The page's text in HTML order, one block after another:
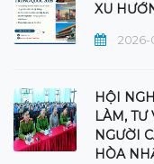
XU
HỘI
LÀM, TƯ
NGƯỜI
HÒA